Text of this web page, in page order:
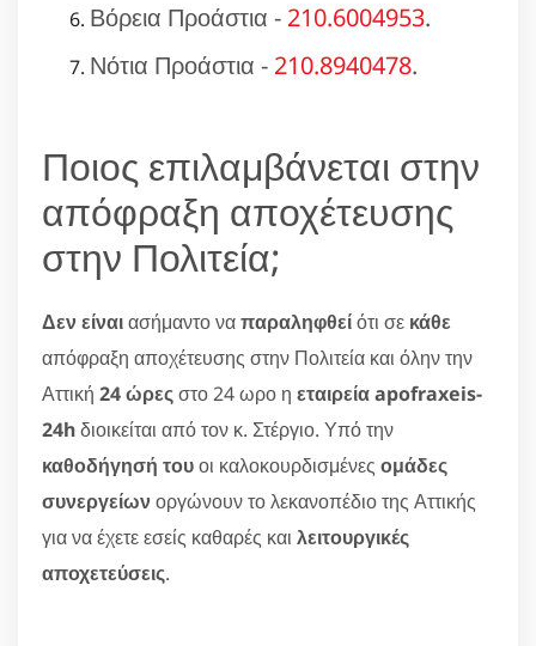
Βόρεια Προάστια - 210.6004953.
Νότια Προάστια - 210.8940478.
Ποιος επιλαμβάνεται στην
απόφραξη αποχέτευσης
στην Πολιτεία;
Δεν είναιασήμαντο ναπαραληφθείότι σε κάθε
απόφραξη αποχέτευσης στην Πολιτεία και όλην την
Αττική 24 ώρεςστο 24 ωρο η εταιρεία apofraxeis-
24hδιοικείται από τον κ. Στέργιο. Υπό την
καθοδήγησή τουοι καλοκουρδισμένες ομάδες
συνεργείωνοργώνουν το λεκανοπέδιο της Αττικής
για να έχετε εσείς καθαρές και λειτουργικές
αποχετεύσεις.